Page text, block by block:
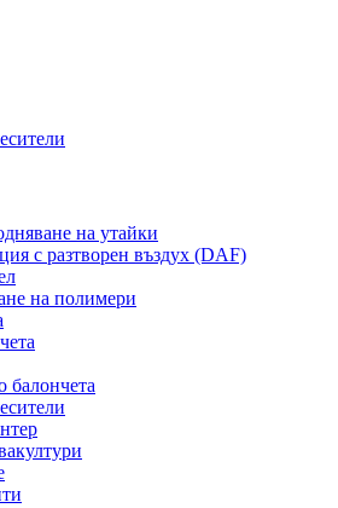
на утайки
с разтворен въздух (DAF)
на полимери
балончета